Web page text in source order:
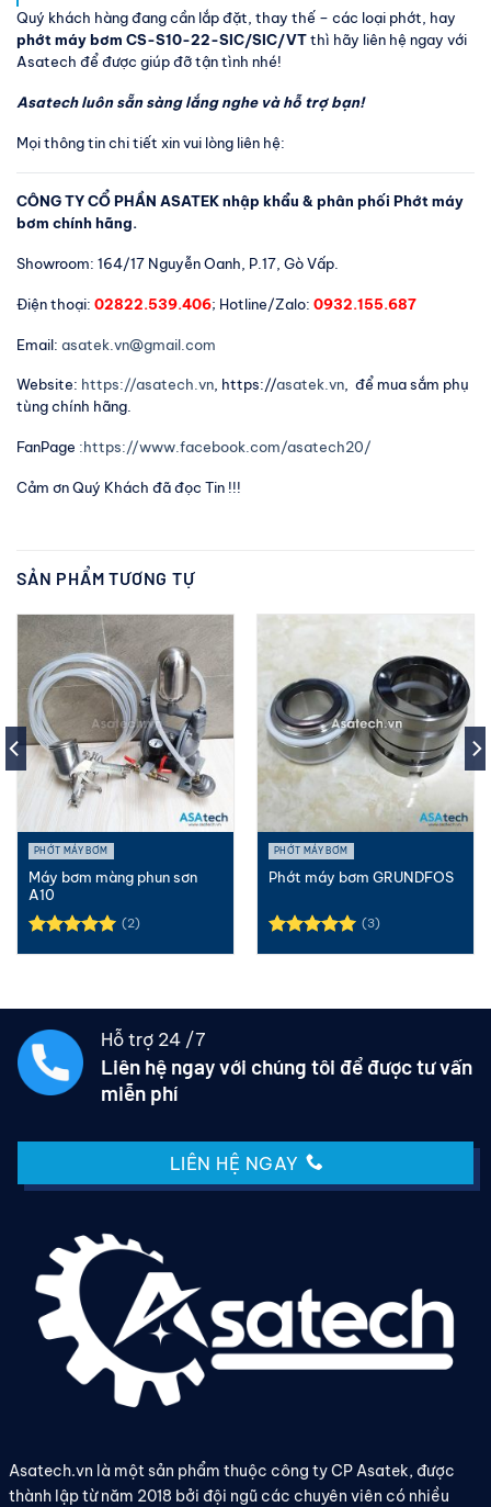
Quý khách hàng đang cần lắp đặt, thay thế – các loại phớt, hay
phớt máy bơm CS-S10-22-SIC/SIC/VTthì hãy liên hệ ngay với
Asatech để được giúp đỡ tận tình nhé!
Asatech luôn sẵn sàng lắng nghe và hỗ trợ bạn!
Mọi thông tin chi tiết xin vui lòng liên hệ:
CÔNG TY CỔ PHẦN ASATEK nhập khẩu & phân phối Phớt máy
bơm chính hãng.
Showroom: 164/17 Nguyễn Oanh, P.17, Gò Vấp.
Điện thoại: 02822.539.406; Hotline/Zalo: 0932.155.687
Email: asatek.vn@gmail.com
Website: https://asatech.vn, https://asatek.vn, để mua sắm phụ
tùng chính hãng.
FanPage :https://www.facebook.com/asatech20/
Cảm ơn Quý Khách đã đọc Tin !!!
SẢN PHẨM TƯƠNG TỰ
PHỚT MÁY BƠM
Máy bơm màng phun sơn
A10
(2)
PHỚT MÁY BƠM
Phớt máy bơm GRUNDFOS
(3)
Hỗ trợ 24 /7
Liên hệ ngay với chúng tôi để được tư vấn
miễn phí
LIÊN HỆ NGAY
Asatech.vn là một sản phẩm thuộc công ty CP Asatek, được
thành lập từ năm 2018 bởi đội ngũ các chuyên viên có nhiều